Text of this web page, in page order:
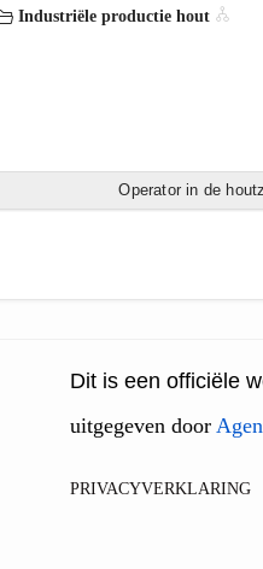
Industriële productie hout
Operator in de
Dit is een officiële
uitgegeven door
PRIVACYVERKLARING